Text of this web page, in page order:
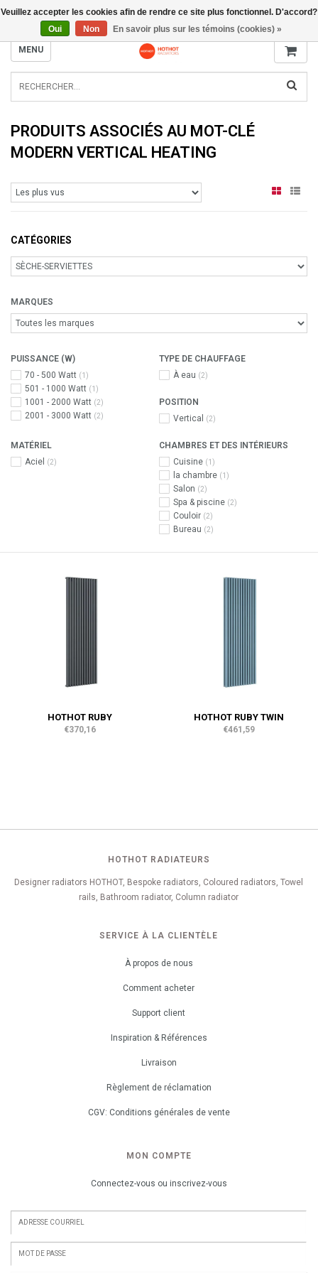
INFO@RADIATORS.SHOP
MENU
PRODUITS ASSOCIÉS AU MOT-CLÉ
MODERN VERTICAL HEATING
CATÉGORIES
MARQUES
PUISSANCE (W)
70 - 500 Watt (1)
501 - 1000 Watt (1)
1001 - 2000 Watt (2)
2001 - 3000 Watt (2)
TYPE DE CHAUFFAGE
À eau (2)
POSITION
Vertical
(2)
MATÉRIEL
Aciel
(2)
CHAMBRES ET DES INTÉRIEURS
Cuisine (1)
la chambre (1)
Salon (2)
Spa & piscine (2)
Couloir (2)
Bureau (2)
HOTHOT RUBY
€370,16
HOTHOT RUBY TWIN
€461,59
HOTHOT RADIATEURS
Designer radiators HOTHOT, Bespoke radiators, Coloured radiators, Towel
rails, Bathroom radiator, Column radiator
SERVICE À LA CLIENTÈLE
À propos de nous
Comment acheter
Support client
Inspiration & Références
Livraison
Règlement de réclamation
CGV: Conditions générales de vente
MON COMPTE
Connectez-vous ou inscrivez-vous
Veuillez accepter les cookies afin de rendre ce site plus fonctionnel. D'accord?
Oui
Non En savoir plus sur les témoins (cookies) »